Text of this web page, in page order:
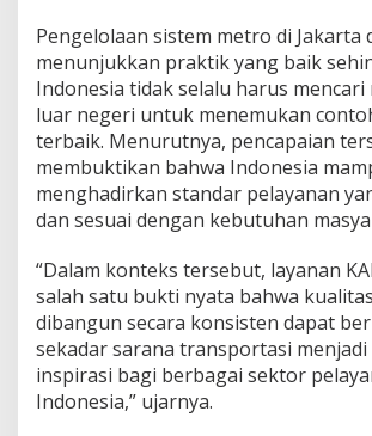
Pengelolaan sistem metro di Jakarta
menunjukkan praktik yang baik
Indonesia tidak selalu harus
luar negeri untuk menemukan
terbaik. Menurutnya, pencapaian
membuktikan bahwa Indonesia
menghadirkan standar pelayanan
dan sesuai dengan kebutuhan
“Dalam konteks tersebut, layanan
salah satu bukti nyata bahwa
dibangun secara konsisten dapat
sekadar sarana transportasi
inspirasi bagi berbagai sektor
Indonesia,” ujarnya.